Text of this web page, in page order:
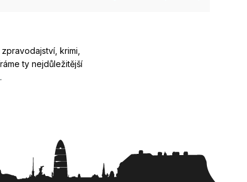
krimi,
ty nejdůležitější
.